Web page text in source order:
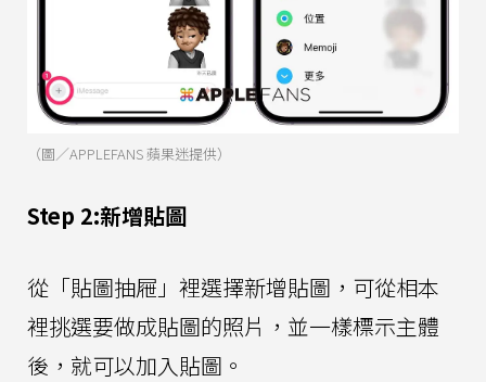
（圖／APPLEFANS 蘋果迷提供）
Step 2:新增貼圖
從「貼圖抽屜」裡選擇新增貼圖，可從相本
裡挑選要做成貼圖的照片，並一樣標示主體
後，就可以加入貼圖。